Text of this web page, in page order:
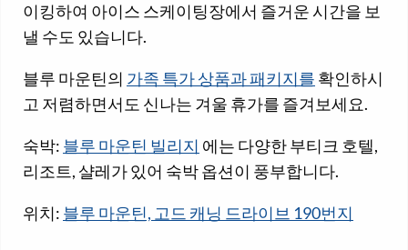
이킹하여 아이스 스케이팅장에서 즐거운 시간을 보
낼 수도 있습니다.
블루 마운틴의 가족 특가 상품과 패키지를 확인하시
고 저렴하면서도 신나는 겨울 휴가를 즐겨보세요.
숙박: 블루 마운틴 빌리지 에는 다양한 부티크 호텔,
리조트, 샬레가 있어 숙박 옵션이 풍부합니다.
위치: 블루 마운틴, 고드 캐닝 드라이브 190번지